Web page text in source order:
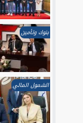
بنوك وتأمين
الشمول المالي